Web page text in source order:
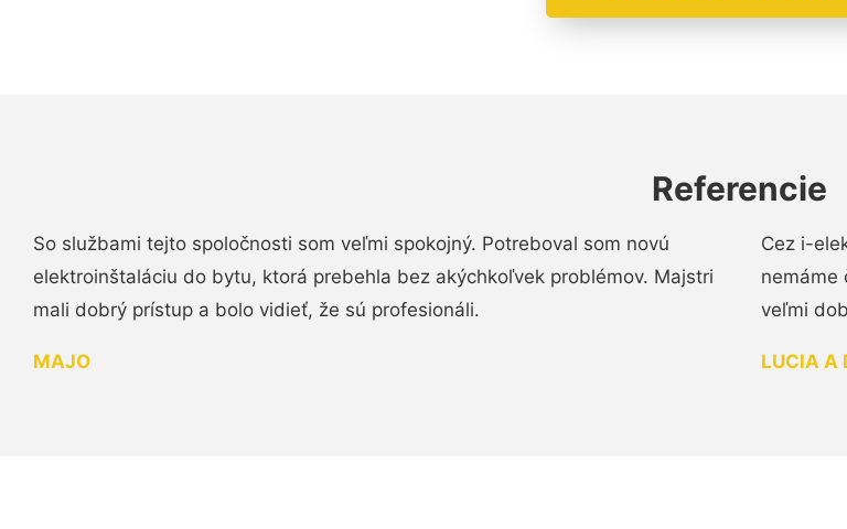
Referencie
So službami tejto spoločnosti som veľmi spokojný. Potreboval som novú
elektroinštaláciu do bytu, ktorá prebehla bez akýchkoľvek problémov. Majstri
mali dobrý prístup a bolo vidieť, že sú profesionáli.
MAJO
Cez i-
nemáme
veľmi
LUCIA A